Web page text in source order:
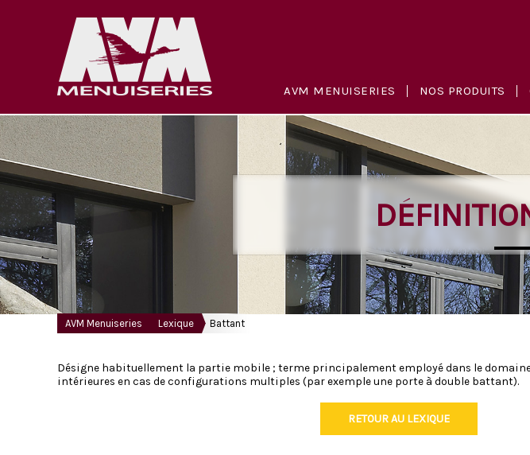
AVM MENUISERIES NOS PRODUITS
AVM Menuiseries Lexique Battant
Désigne habituellement la partie mobile ; terme principalement employé dans le
intérieures en cas de configurations multiples (par exemple une porte à double battant).
RETOUR AU LEXIQUE